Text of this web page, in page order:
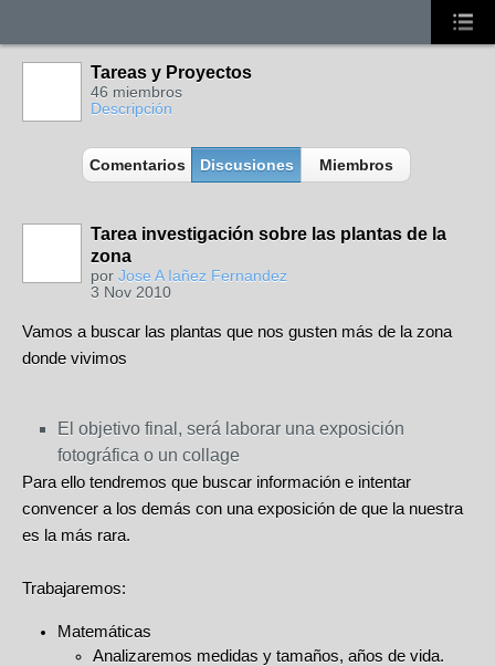
Tareas y Proyectos
46 miembros
Descripción
Comentarios Discusiones Miembros
Tarea investigación sobre las plantas de la
zona
por Jose A Iañez Fernandez
3 Nov 2010
Vamos a buscar las plantas que nos gusten más de la zona
donde vivimos
El objetivo final, será laborar una exposición
fotográfica o un collage
Para ello tendremos que buscar información e intentar
convencer a los demás con una exposición de que la nuestra
es la más rara.
Trabajaremos:
Matemáticas
Analizaremos medidas y tamaños, años de vida.